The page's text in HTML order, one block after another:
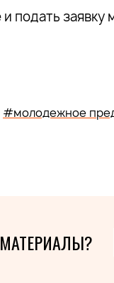
подать заявку
#молодежное